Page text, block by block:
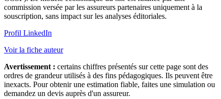
commission versée par les assureurs partenaires uniquement à la
souscription, sans impact sur les analyses éditoriales.
Profil LinkedIn
Voir la fiche auteur
Avertissement : certains chiffres présentés sur cette page sont des
ordres de grandeur utilisés à des fins pédagogiques. Ils peuvent être
inexacts. Pour obtenir une estimation fiable, faites une simulation ou
demandez un devis auprès d'un assureur.